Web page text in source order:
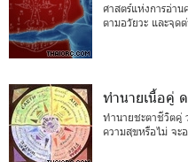
ศาสตร์แห่งการอ่า
ตามอวัยวะ และจุด
ทำนายเนื้อคู่
ทำนายชะตาชีวิตคู่
ความสุขหรือไม่ จะ